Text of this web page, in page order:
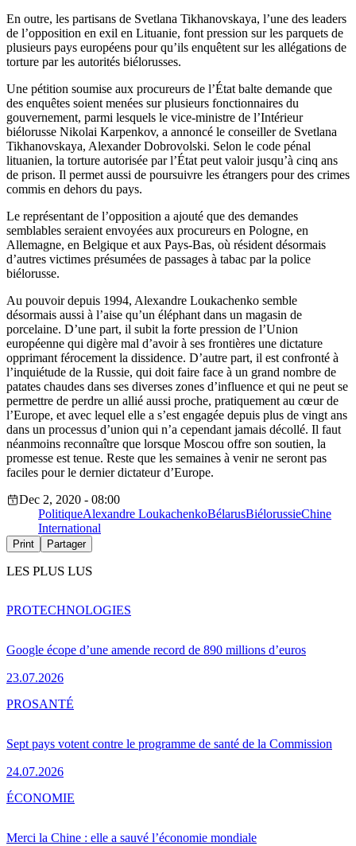
En outre, les partisans de Svetlana Tikhanovskaya, l’une des leaders
de l’opposition en exil en Lituanie, font pression sur les parquets de
plusieurs pays européens pour qu’ils enquêtent sur les allégations de
torture par les autorités biélorusses.
Une pétition soumise aux procureurs de l’État balte demande que
des enquêtes soient menées sur plusieurs fonctionnaires du
gouvernement, parmi lesquels le vice-ministre de l’Intérieur
biélorusse Nikolai Karpenkov, a annoncé le conseiller de Svetlana
Tikhanovskaya, Alexander Dobrovolski. Selon le code pénal
lituanien, la torture autorisée par l’État peut valoir jusqu’à cinq ans
de prison. Il permet aussi de poursuivre les étrangers pour des crimes
commis en dehors du pays.
Le représentant de l’opposition a ajouté que des demandes
semblables seraient envoyées aux procureurs en Pologne, en
Allemagne, en Belgique et aux Pays-Bas, où résident désormais
d’autres victimes présumées de passages à tabac par la police
biélorusse.
Au pouvoir depuis 1994, Alexandre Loukachenko semble
désormais aussi à l’aise qu’un éléphant dans un magasin de
porcelaine. D’une part, il subit la forte pression de l’Union
européenne qui digère mal d’avoir à ses frontières une dictature
opprimant férocement la dissidence. D’autre part, il est confronté à
l’inquiétude de la Russie, qui doit faire face à un grand nombre de
patates chaudes dans ses diverses zones d’influence et qui ne peut se
permettre de perdre un allié aussi proche, pratiquement au cœur de
l’Europe, et avec lequel elle a s’est engagée depuis plus de vingt ans
dans un processus d’union qui n’a cependant jamais décollé. Il faut
néanmoins reconnaître que lorsque Moscou offre son soutien, la
promesse est tenue. Reste que les semaines à venir ne seront pas
faciles pour le dernier dictateur d’Europe.
Dec 2, 2020 - 08:00
PolitiqueAlexandre LoukachenkoBélarusBiélorussieChine
International
Print Partager
LES PLUS LUS
Google écope d’une amende record de 890 millions d’euros
23.07.2026
PROTECHNOLOGIES
Sept pays votent contre le programme de santé de la Commission
24.07.2026
PROSANTÉ
Merci la Chine : elle a sauvé l’économie mondiale
ÉCONOMIE